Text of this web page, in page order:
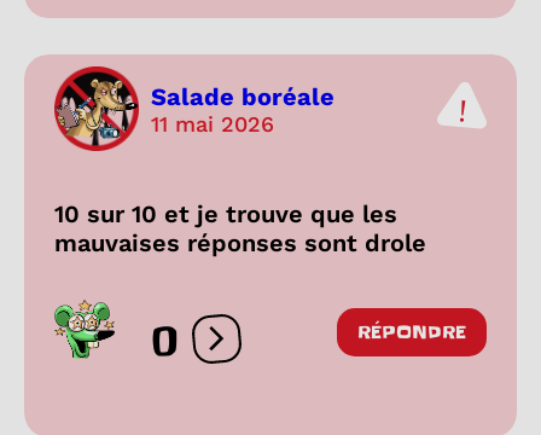
Salade boréale
11 mai 2026
10 sur 10 et je trouve que les
mauvaises réponses sont drole
0 Ouvrir les réactions
RÉPONDRE